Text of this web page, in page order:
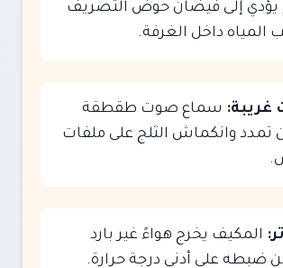
يؤدي إلى فيضان حوض التصريف
المياه داخل الغرفة.
غريبة: سماع صوت طقطقة
تمدد وانكماش الثلج على ملفات
المكيف يخرج هواءً غير بارد
ضبطه على أدنى درجة حرارة.